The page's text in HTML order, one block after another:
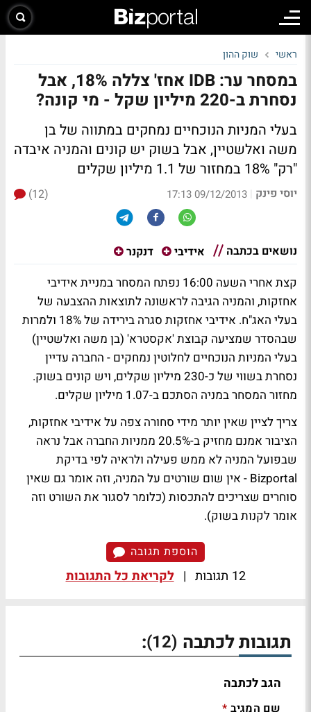
ראשי שוק ההון
במסחר ער: IDB אחז' צללה 18%, אבל
נסחרת ב-220 מיליון שקל - מי קונה?
בעלי המניות הנוכחיים נמחקים במתווה של בן
משה ואלשטיין, אבל בשוק יש קונים והמניה איבדה
"רק" 18% במחזור של 1.1 מיליון שקלים
יוסי פינק |
09/12/2013 17:13
(12)
נושאים בכתבה אידיבי דנקנר
קצת אחרי השעה 16:00 נפתח המסחר במניית אידיבי
אחזקות, והמניה הגיבה לראשונה לתוצאות ההצבעה של
בעלי האג"ח. אידיבי אחזקות סגרה בירידה של 18% ולמרות
שבהסדר שמציעה קבוצת 'אקסטרא' (בן משה ואלשטיין)
בעלי המניות הנוכחיים לחלוטין נמחקים - החברה עדיין
נסחרת בשווי של כ-230 מיליון שקלים, ויש קונים בשוק.
מחזור המסחר במניה הסתכם ב-1.07 מיליון שקלים.
צריך לציין שאין יותר מידי סחורה צפה על אידיבי אחזקות,
הציבור אמנם מחזיק ב-20.5% ממניות החברה אבל נראה
שבפועל המניה לא ממש פעילה ולראיה לפי בדיקת
Bizportal - אין שום שורטים על המניה, וזה אומר גם שאין
סוחרים שצריכים להתכסות (כלומר לסגור את השורט וזה
אומר לקנות בשוק).
הוספת תגובה
12 תגובות | לקריאת כל התגובות
תגובות לכתבה (12)
:
הגב לכתבה
שם המגיב *